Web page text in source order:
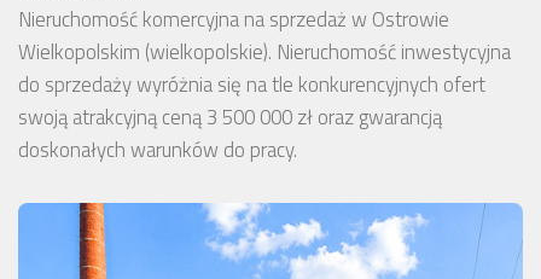
Nieruchomość komercyjna na sprzedaż w Ostrowie
Wielkopolskim (wielkopolskie). Nieruchomość inwestycyjna
do sprzedaży wyróżnia się na tle konkurencyjnych ofert
swoją atrakcyjną ceną 3 500 000 zł oraz gwarancją
doskonałych warunków do pracy.